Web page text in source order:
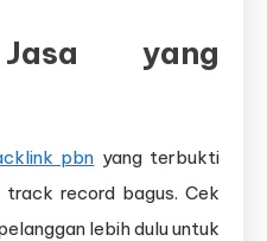
yang
pbn yang terbukti
track record bagus. Cek
lebih dulu untuk